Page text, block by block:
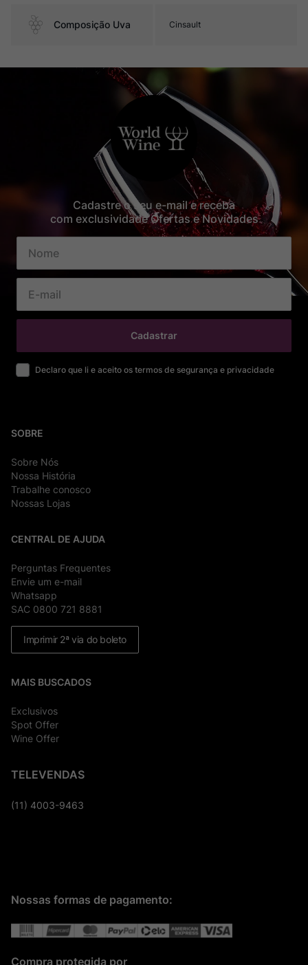
Composição Uva Cinsault
Cadastre o seu e-mail e receba
com exclusividade Ofertas e Novidades
Cadastrar
Declaro que li e aceito os termos de segurança e privacidade
SOBRE
Sobre Nós
Nossa História
Trabalhe conosco
Nossas Lojas
CENTRAL DE AJUDA
Perguntas Frequentes
Envie um e-mail
Whatsapp
SAC 0800 721 8881
Imprimir 2ª via do boleto
MAIS BUSCADOS
Exclusivos
Spot Offer
Wine Offer
TELEVENDAS
(11) 4003-9463
Nossas formas de pagamento:
Compra protegida por